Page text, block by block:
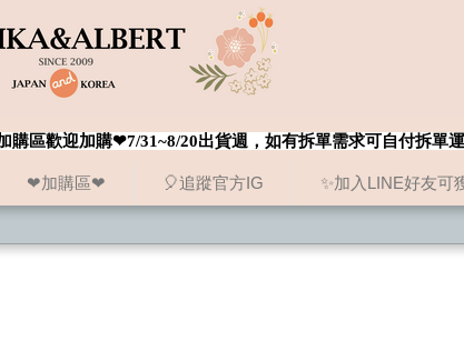
❤加購區❤ 🎈追蹤官方IG ✨加入LINE好友可
購區歡迎加購❤7/31~8/20出貨週，如有拆單需求可自付拆